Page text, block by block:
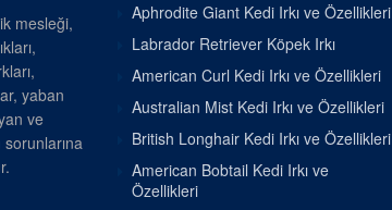
mesleği,
yaban
ve
sorunlarına
Aphrodite Giant Kedi Irkı ve Özellikleri
Labrador Retriever Köpek Irkı
American Curl Kedi Irkı ve Özellikleri
Australian Mist Kedi Irkı ve Özellikleri
British Longhair Kedi Irkı ve Özellikleri
American Bobtail Kedi Irkı ve
Özellikleri